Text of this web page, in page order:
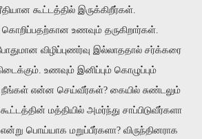
கூட்டத்தில் இருக்கிறீர்கள்.
கொறிப்பதற்கான உணவும் தருகிறார்கள்.
விழிப்புணர்வு இல்லாததால் சர்க்கரை
உணவும் இனிப்பும் கொழுப்பும்
நீங்கள் என்ன செய்வீர்கள்? கையில் சுண்டலும்
மத்தியில் அமர்ந்து சாப்பிடுவீர்களா
பொய்யாக மறுப்பீர்களா? விருந்தினராக